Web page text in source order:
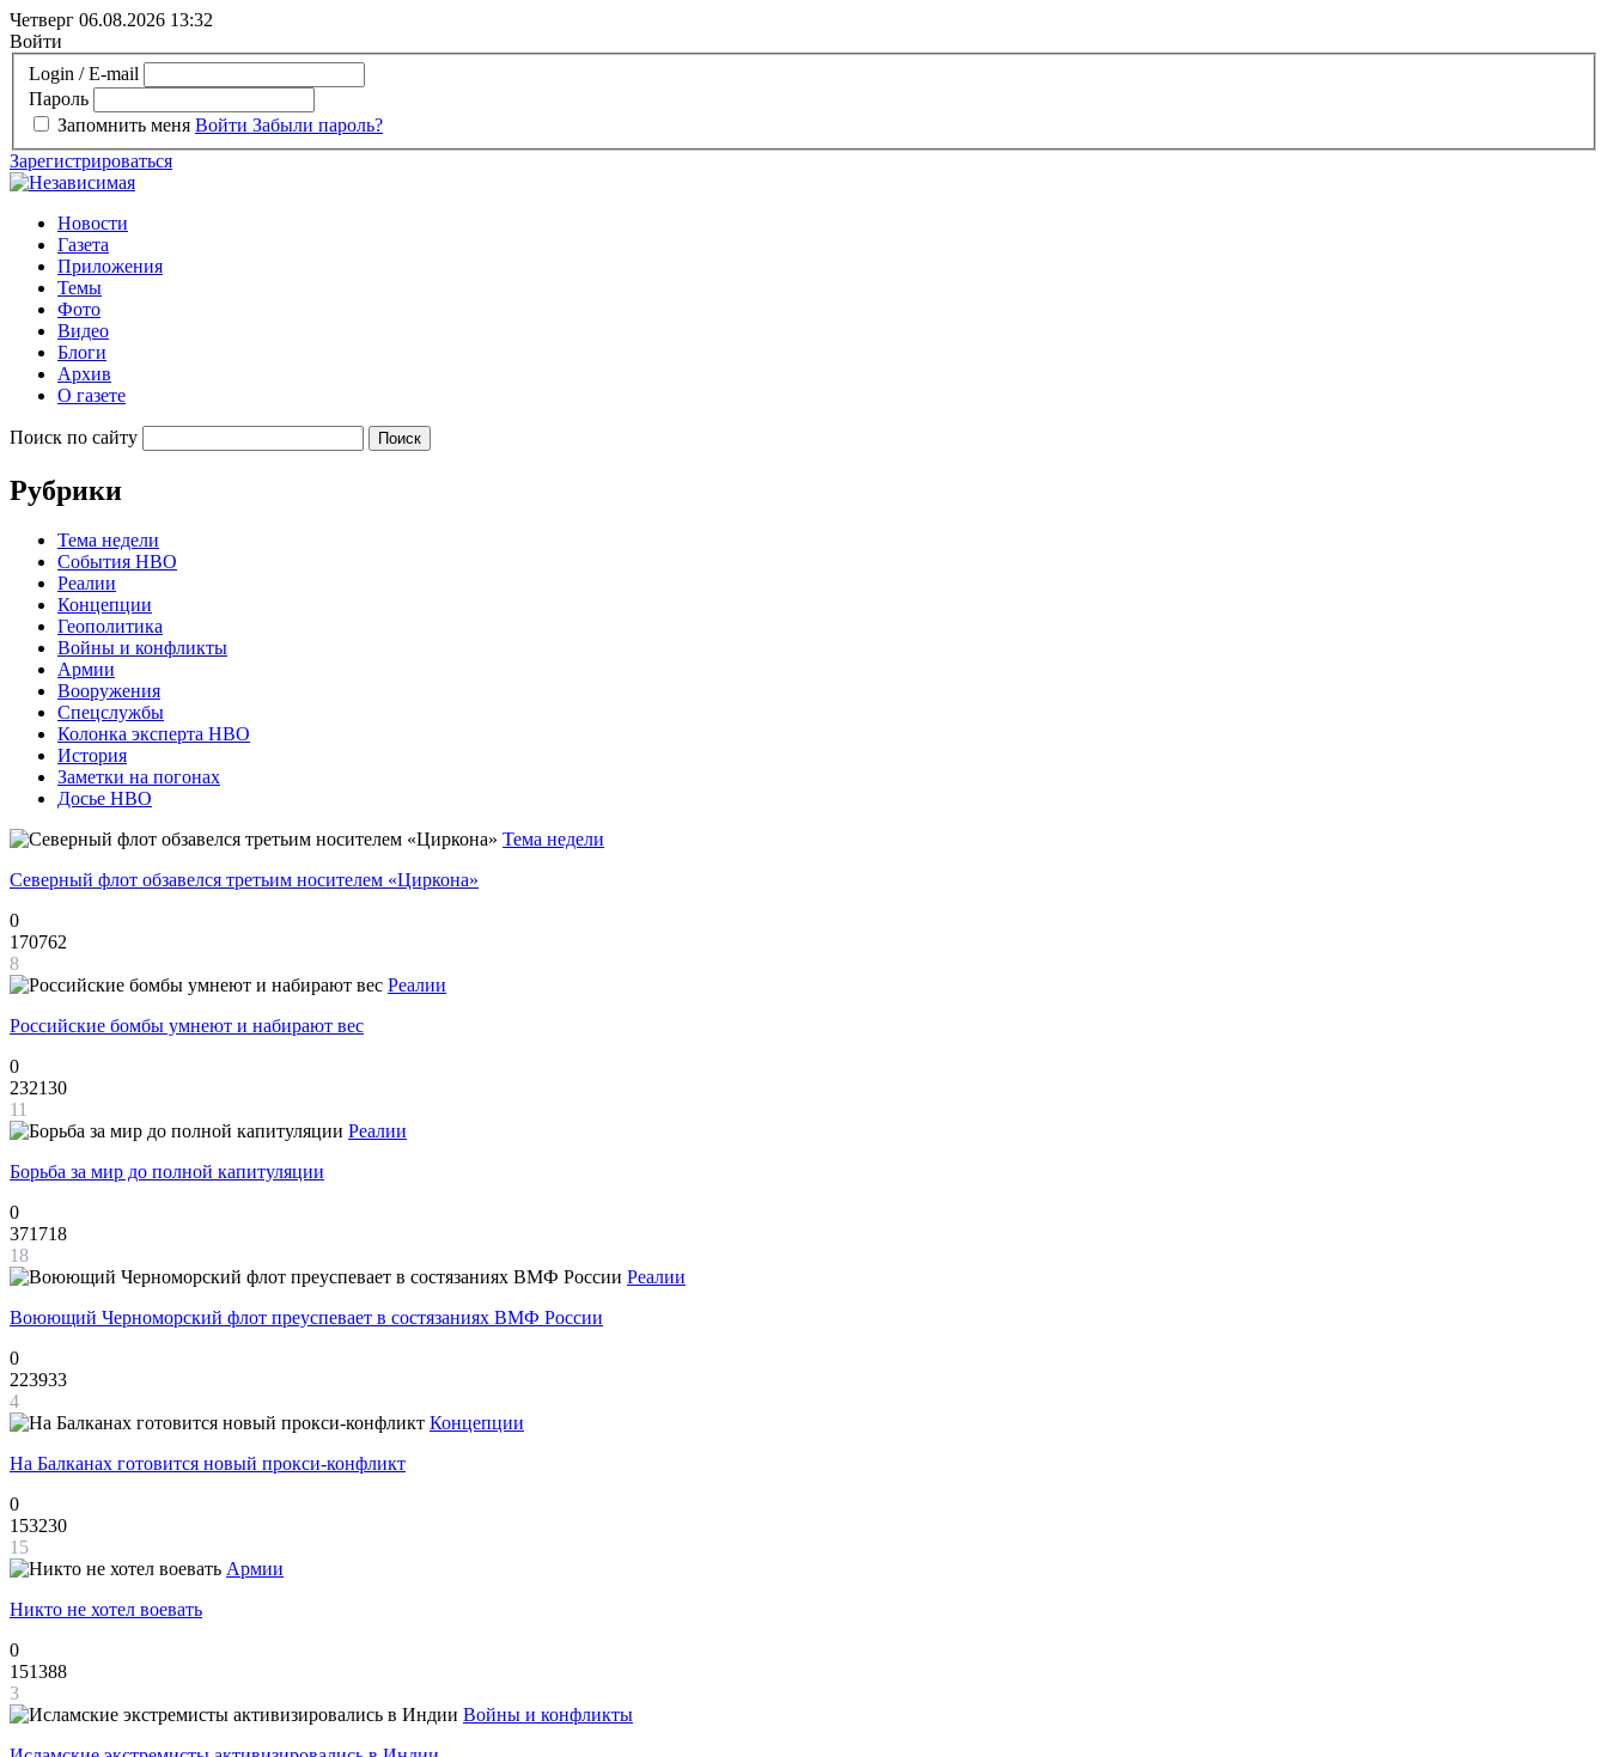
Четверг 06.08.2026 13:32
Войти
Login / E-mail
Пароль
Запомнить меня Войти Забыли пароль?
Зарегистрироваться
Новости
Газета
Приложения
Темы
Фото
Видео
Блоги
Архив
О газете
Поиск по сайту
Рубрики
Тема недели
События НВО
Реалии
Концепции
Геополитика
Войны и конфликты
Армии
Вооружения
Спецслужбы
Колонка эксперта НВО
История
Заметки на погонах
Досье НВО
Тема недели
Северный флот обзавелся третьим носителем «Циркона»
0
170762
8
Реалии
Российские бомбы умнеют и набирают вес
0
232130
11
Реалии
Борьба за мир до полной капитуляции
0
371718
18
Реалии
Воюющий Черноморский флот преуспевает в состязаниях ВМФ России
0
223933
4
Концепции
На Балканах готовится новый прокси-конфликт
0
153230
15
Армии
Никто не хотел воевать
0
151388
3
Войны и конфликты